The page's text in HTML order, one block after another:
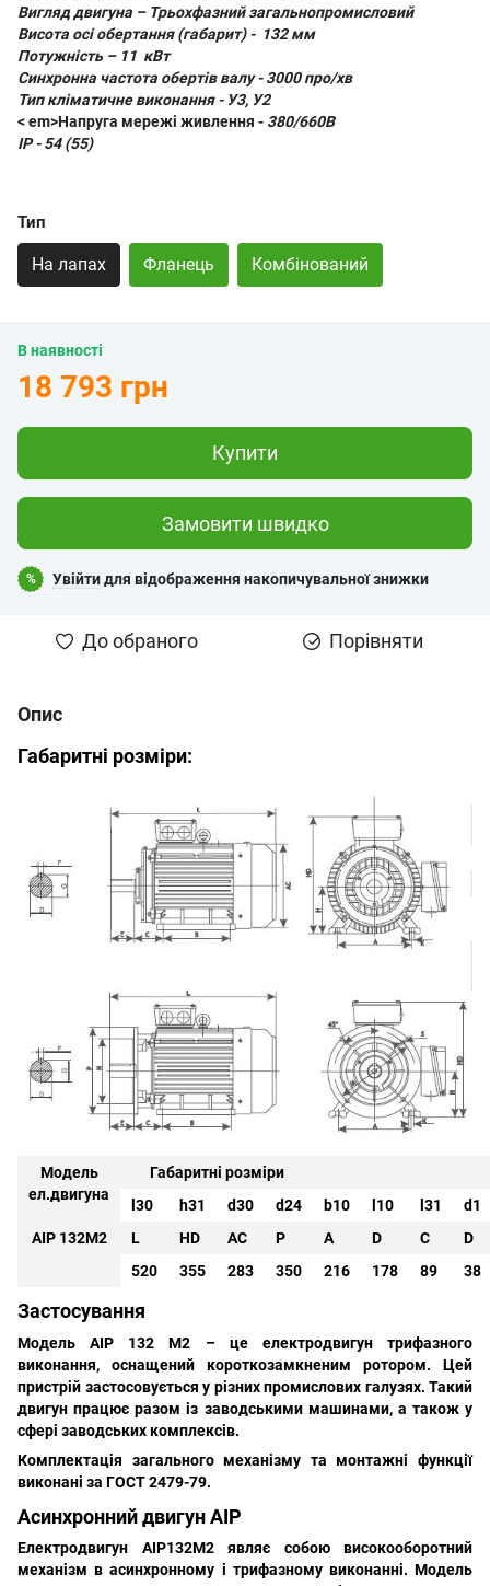
Вигляд двигуна – Трьохфазний загальнопромисловий
Висота осі обертання (габарит) - 132 мм
Потужність – 11 кВт
Синхронна частота обертів валу -3000 про/хв
Тип кліматичне виконання - У3, У2
< em>Напруга мережі живлення - 380/660В
IP -54 (55)
Тип
На лапах Фланець Комбінований
В наявності
18 793 грн
Купити
Замовити швидко
% Увійтидля відображення накопичувальної знижки
До обраного Порівняти
Опис
Габаритні розміри:
Модель
ел.двигуна
Габаритні розміри
l30
h31 d30 d24 b10 l10 l31
d1
АІР 132М2
L HD AC P A D C
D
520
355 283 350 216 178 89 38
Застосування
МодельАІР 132 M2 – це електродвигун трифазного
виконання, оснащений короткозамкненим ротором. Цей
пристрій застосовується у різних промислових галузях. Такий
двигун працює разом із заводськими машинами, а також у
сфері заводських комплексів.
Комплектація загального механізму та монтажні функції
виконані за ГОСТ 2479-79.
Асинхронний двигун АІР
Електродвигун АІР132M2являє собою високооборотний
механізм в асинхронному і трифазному виконанні. Модель